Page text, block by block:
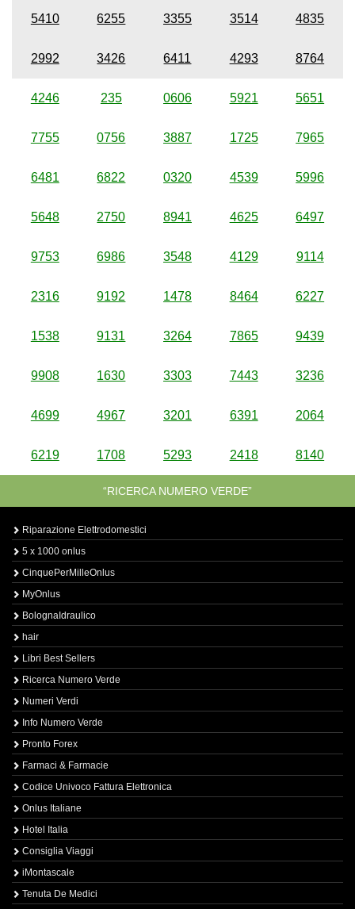
5410 6255 3355 3514 4835
2992 3426 6411 4293 8764
4246 235 0606 5921 5651
7755 0756 3887 1725 7965
6481 6822 0320 4539 5996
5648 2750 8941 4625 6497
9753 6986 3548 4129 9114
2316 9192 1478 8464 6227
1538 9131 3264 7865 9439
9908 1630 3303 7443 3236
4699 4967 3201 6391 2064
6219 1708 5293 2418 8140
“RICERCA NUMERO VERDE”
Riparazione Elettrodomestici
5 x 1000 onlus
CinquePerMilleOnlus
MyOnlus
BolognaIdraulico
hair
Libri Best Sellers
Ricerca Numero Verde
Numeri Verdi
Info Numero Verde
Pronto Forex
Farmaci & Farmacie
Codice Univoco Fattura Elettronica
Onlus Italiane
Hotel Italia
Consiglia Viaggi
iMontascale
Tenuta De Medici